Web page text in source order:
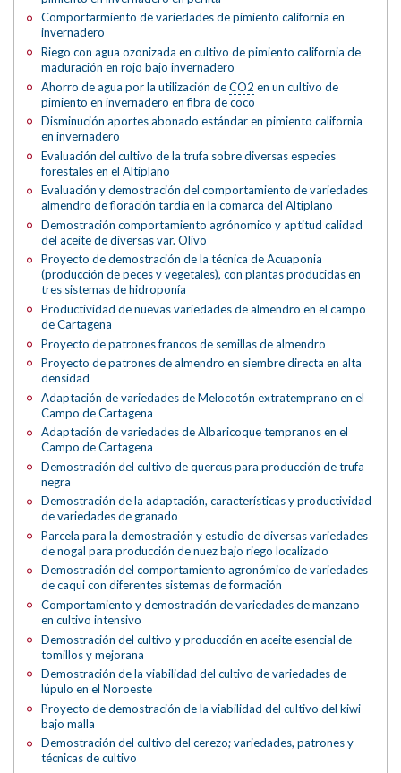
Comportarmiento de variedades de pimiento california en
invernadero
Riego con agua ozonizada en cultivo de pimiento california de
maduración en rojo bajo invernadero
Ahorro de agua por la utilización deCO2 en un cultivo de
pimiento en invernadero en fibra de coco
Disminución aportes abonado estándar en pimiento california
en invernadero
Evaluación del cultivo de la trufa sobre diversas especies
forestales en el Altiplano
Evaluación y demostración del comportamiento de variedades
almendro de floración tardía en la comarca del Altiplano
Demostración comportamiento agrónomico y aptitud calidad
del aceite de diversas var. Olivo
Proyecto de demostración de la técnica de Acuaponia
(producción de peces y vegetales), con plantas producidas en
tres sistemas de hidroponía
Productividad de nuevas variedades de almendro en el campo
de Cartagena
Proyecto de patrones francos de semillas de almendro
Proyecto de patrones de almendro en siembre directa en alta
densidad
Adaptación de variedades de Melocotón extratemprano en el
Campo de Cartagena
Adaptación de variedades de Albaricoque tempranos en el
Campo de Cartagena
Demostración del cultivo de quercus para producción de trufa
negra
Demostración de la adaptación, características y productividad
de variedades de granado
Parcela para la demostración y estudio de diversas variedades
de nogal para producción de nuez bajo riego localizado
Demostración del comportamiento agronómico de variedades
de caqui con diferentes sistemas de formación
Comportamiento y demostración de variedades de manzano
en cultivo intensivo
Demostración del cultivo y producción en aceite esencial de
tomillos y mejorana
Demostración de la viabilidad del cultivo de variedades de
lúpulo en el Noroeste
Proyecto de demostración de la viabilidad del cultivo del kiwi
bajo malla
Demostración del cultivo del cerezo; variedades, patrones y
técnicas de cultivo